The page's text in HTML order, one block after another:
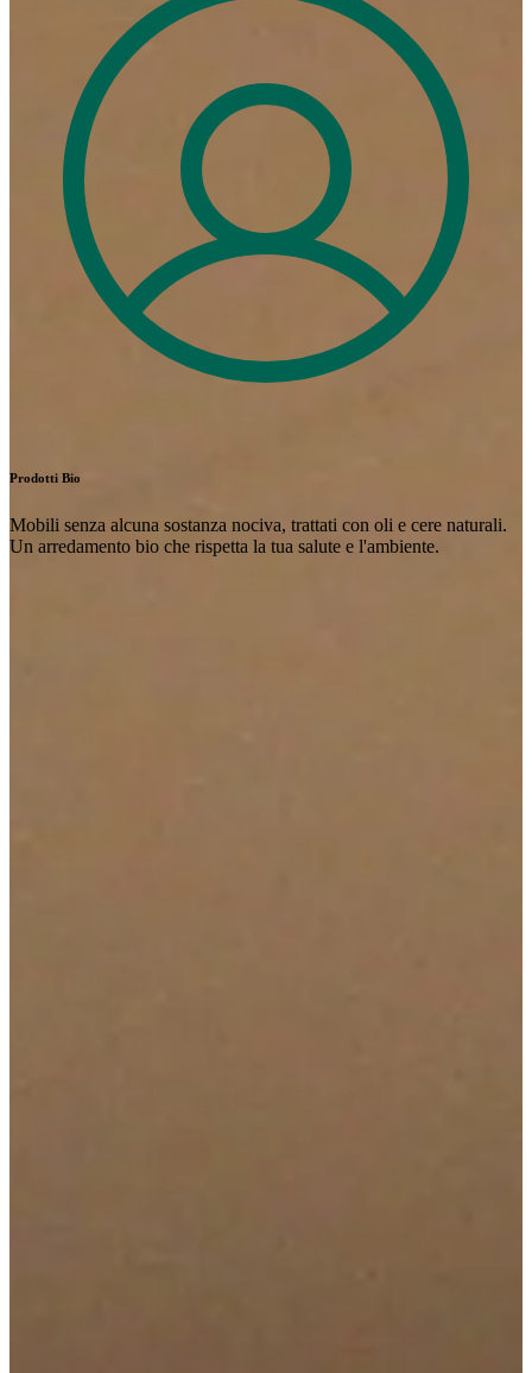
Prodotti Bio
Mobili senza alcuna sostanza nociva, trattati con oli e cere naturali.
Un arredamento bio che rispetta la tua salute e l'ambiente.